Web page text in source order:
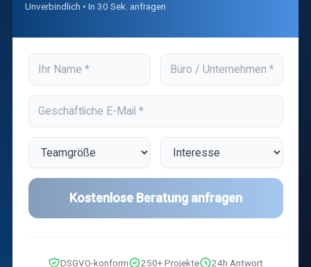
Unverbindlich • In 30 Sek. anfragen
Kostenlose Beratung anfragen
DSGVO-konform 250+ Projekte 24h Antwort